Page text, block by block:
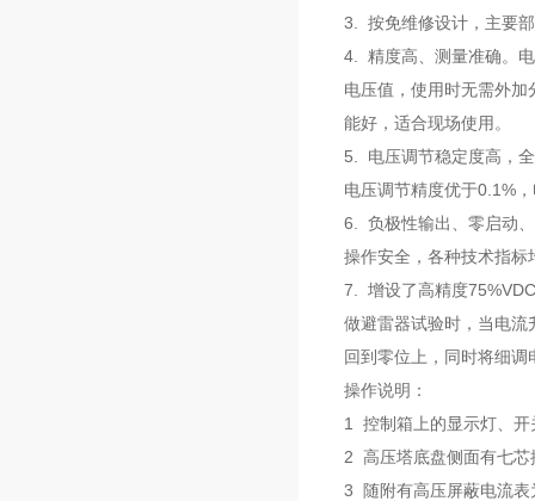
3. 按免维修设计，主要
4. 精度高、测量准确。
电压值，使用时无需外
能好，适合现场使用。
5. 电压调节稳定度高，
电压调节精度优于0.1%
6. 负极性输出、零启动
操作安全，各种技术指
7. 增设了高精度
做避雷器试验时，当电
回到零位上，同时将细
操作说明：
1 控制箱上的显示灯、开
2 高压塔底盘侧面有七芯
3 随附有高压屏蔽电流表